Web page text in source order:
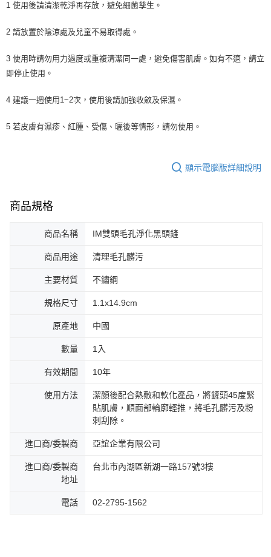
1 使用後請清潔乾淨再存放，避免細菌孳生。
2 請放置於陰涼處及兒童不易取得處。
3 使用時請勿用力過度或重複清潔同一處，避免傷害肌膚。如有不適，請立
即停止使用。
4 建議一週使用1~2次，使用後請加強收斂及保濕。
5 若皮膚有濕疹、紅腫、受傷、曬後等情形，請勿使用。
顯示電腦版詳細說明
商品規格
商品名稱 IM雙頭毛孔淨化黑頭鏟
商品用途 清理毛孔髒污
主要材質 不鏽鋼
規格尺寸 1.1x14.9cm
原產地 中國
數量 1入
有效期間 10年
使用方法
潔顏後配合熱敷和軟化產品，將鏟頭45度緊
貼肌膚，順面部輪廓輕推，將毛孔髒污及粉
刺刮除。
進口商/委製商 亞誼企業有限公司
進口商/委製商
地址
台北市內湖區新湖一路157號3樓
電話 02-2795-1562